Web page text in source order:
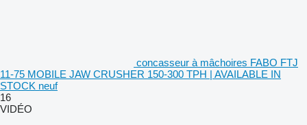
concasseur à mâchoires FABO FTJ
11-75 MOBILE JAW CRUSHER 150-300 TPH | AVAILABLE IN
STOCK neuf
16
VIDÉO